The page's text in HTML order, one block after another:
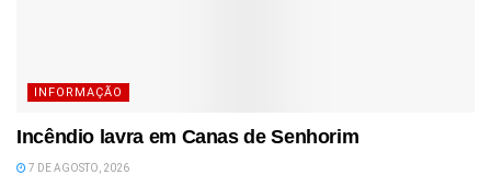
INFORMAÇÃO
Incêndio lavra em Canas de Senhorim
7 DE AGOSTO, 2026